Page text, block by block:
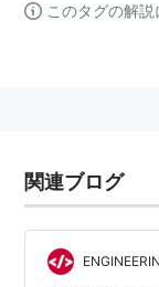
このタグの解説
関連ブログ